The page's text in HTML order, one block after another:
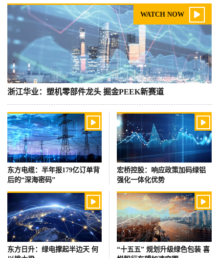
WATCH NOW 
浙江华业：塑机零部件龙头 掘金PEEK新赛道

东方电缆：半年报179亿订单背
后的“深海密码”

宏桥控股：响应政策加码绿铝
强化一体化优势

东方日升：绿电撑起半边天 何

“十五五” 规划升级绿色包装 喜